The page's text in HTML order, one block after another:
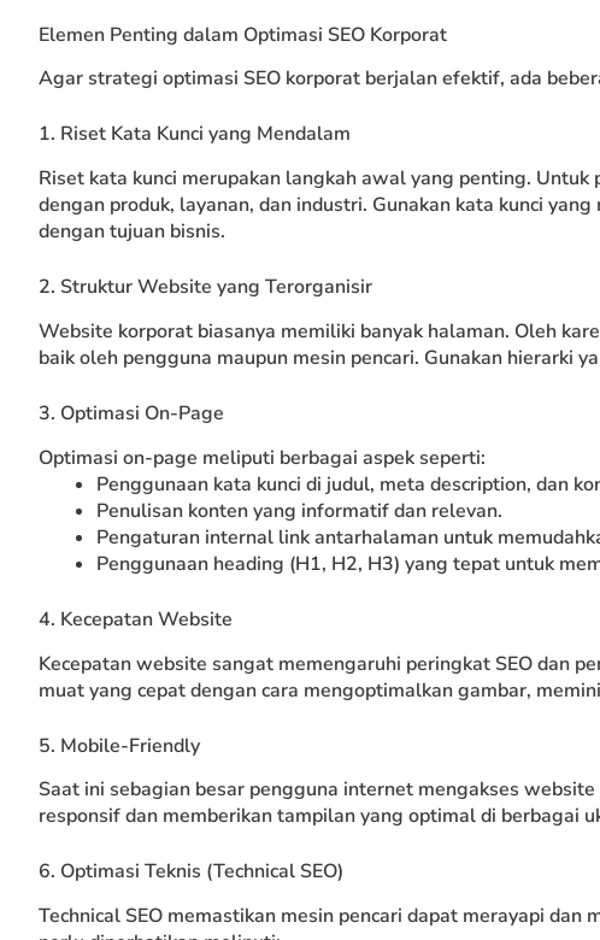
Elemen Penting dalam Optimasi SEO Korporat
Agar strategi optimasi SEO korporat berjalan efektif, ada
1. Riset Kata Kunci yang Mendalam
Riset kata kunci merupakan langkah awal yang penting.
dengan produk, layanan, dan industri. Gunakan kata kunci
dengan tujuan bisnis.
2. Struktur Website yang Terorganisir
Website korporat biasanya memiliki banyak halaman. Oleh
baik oleh pengguna maupun mesin pencari. Gunakan hierarki
3. Optimasi On-Page
Optimasi on-page meliputi berbagai aspek seperti:
Penggunaan kata kunci di judul, meta description, dan
Penulisan konten yang informatif dan relevan.
Pengaturan internal link antarhalaman untuk
Penggunaan heading (H1, H2, H3) yang tepat untuk
4. Kecepatan Website
Kecepatan website sangat memengaruhi peringkat SEO dan
muat yang cepat dengan cara mengoptimalkan gambar,
5. Mobile-Friendly
Saat ini sebagian besar pengguna internet mengakses
responsif dan memberikan tampilan yang optimal di berbagai
6. Optimasi Teknis (Technical SEO)
Technical SEO memastikan mesin pencari dapat merayapi